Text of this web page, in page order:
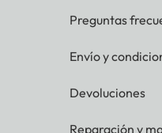
Preguntas
Envío y
Devoluciones
Reparación y